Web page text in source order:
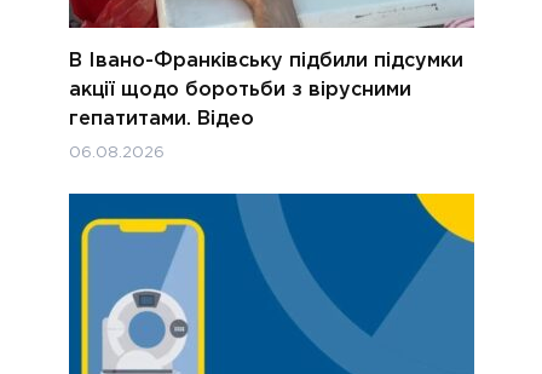
В Івано-Франківську підбили підсумки
акції щодо боротьби з вірусними
гепатитами. Відео
06.08.2026